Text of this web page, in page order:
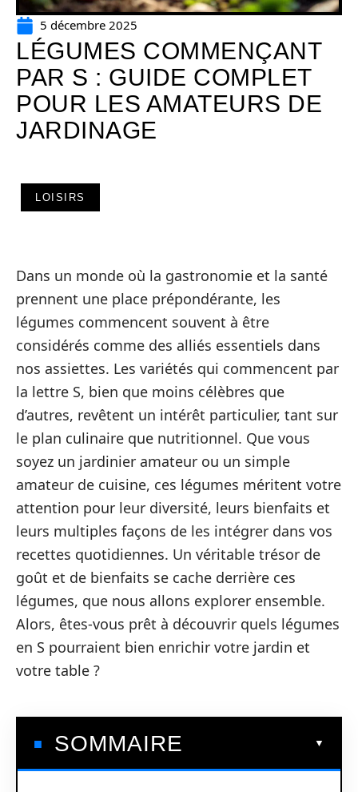
5 décembre 2025
LÉGUMES COMMENÇANT
PAR S : GUIDE COMPLET
POUR LES AMATEURS DE
JARDINAGE
LOISIRS
Dans un monde où la gastronomie et la santé
prennent une place prépondérante, les
légumes commencent souvent à être
considérés comme des alliés essentiels dans
nos assiettes. Les variétés qui commencent par
la lettre S, bien que moins célèbres que
d’autres, revêtent un intérêt particulier, tant sur
le plan culinaire que nutritionnel. Que vous
soyez un jardinier amateur ou un simple
amateur de cuisine, ces légumes méritent votre
attention pour leur diversité, leurs bienfaits et
leurs multiples façons de les intégrer dans vos
recettes quotidiennes. Un véritable trésor de
goût et de bienfaits se cache derrière ces
légumes, que nous allons explorer ensemble.
Alors, êtes-vous prêt à découvrir quels légumes
en S pourraient bien enrichir votre jardin et
votre table ?
SOMMAIRE